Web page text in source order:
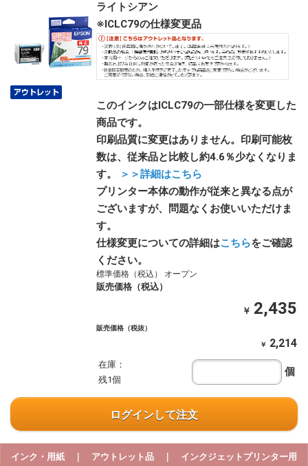
ライトシアン
※ICLC79の仕様変更品
このインクはICLC79の一部仕様を変更した
商品です。
印刷品質に変更はありません。印刷可能枚
数は、従来品と比較し約4.6％少なくなりま
す。
＞＞詳細はこちら
プリンター本体の動作が従来と異なる点が
ございますが、問題なくお使いいただけま
す。
仕様変更についての詳細はこちらをご確認
ください。
標準価格（税込） オープン
販売価格（税込）
￥ 2,435
販売価格（税抜）
￥ 2,214
在庫：
残1個
個
ログインして注文
インク・用紙 ｜ アウトレット品 ｜ インクジェットプリンター用